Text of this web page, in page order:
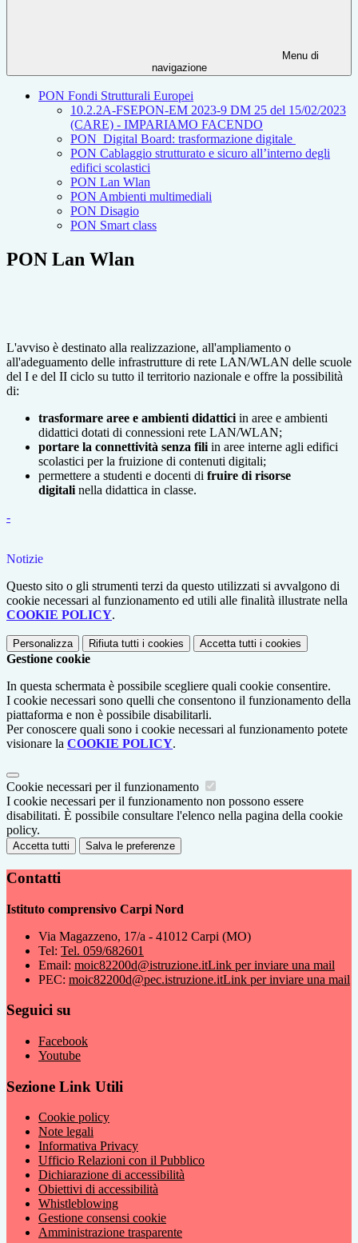
Menu di
navigazione
PON Fondi Strutturali Europei
10.2.2A-FSEPON-EM 2023-9 DM 25 del 15/02/2023
(CARE) - IMPARIAMO FACENDO
PON Digital Board: trasformazione digitale
PON Cablaggio strutturato e sicuro all’interno degli
edifici scolastici
PON Lan Wlan
PON Ambienti multimediali
PON Disagio
PON Smart class
PON Lan Wlan
L'avviso è destinato alla realizzazione, all'ampliamento o
all'adeguamento delle infrastrutture di rete LAN/WLAN delle scuole
del I e del II ciclo su tutto il territorio nazionale e offre la possibilità
di:
trasformare aree e ambienti didattici in aree e ambienti
didattici dotati di connessioni rete LAN/WLAN;
portare la connettività senza fili in aree interne agli edifici
scolastici per la fruizione di contenuti digitali;
permettere a studenti e docenti di fruire di risorse
digitali nella didattica in classe.
-
Notizie
Questo sito o gli strumenti terzi da questo utilizzati si avvalgono di
cookie necessari al funzionamento ed utili alle finalità illustrate nella
COOKIE POLICY.
Personalizza Rifiuta tutti i cookies Accetta tutti i cookies
Gestione cookie
In questa schermata è possibile scegliere quali cookie consentire.
I cookie necessari sono quelli che consentono il funzionamento della
piattaforma e non è possibile disabilitarli.
Per conoscere quali sono i cookie necessari al funzionamento potete
visionare la COOKIE POLICY.
Cookie necessari per il funzionamento
I cookie necessari per il funzionamento non possono essere
disabilitati. È possibile consultare l'elenco nella pagina della cookie
policy.
Accetta tutti Salva le preferenze
Contatti
Istituto comprensivo Carpi Nord
Via Magazzeno, 17/a - 41012 Carpi (MO)
Tel: Tel. 059/682601
Email: moic82200d@istruzione.itLink per inviare una mail
PEC: moic82200d@pec.istruzione.itLink per inviare una mail
Seguici su
Facebook
Youtube
Sezione Link Utili
Cookie policy
Note legali
Informativa Privacy
Ufficio Relazioni con il Pubblico
Dichiarazione di accessibilità
Obiettivi di accessibilità
Whistleblowing
Gestione consensi cookie
Amministrazione trasparente